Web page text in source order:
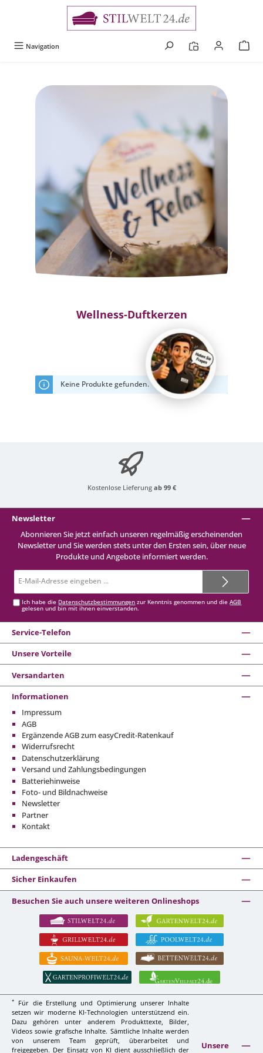
Navigation
Wellness-Duftkerzen
Keine Produkte gefunden.
Kostenlose Lieferung ab 99 €
Newsletter
Abonnieren Sie jetzt einfach unseren regelmäßig erscheinenden
Newsletter und Sie werden stets unter den Ersten sein, über neue
Produkte und Angebote informiert werden.
Mail-
Ich habe die Datenschutzbestimmungen zur Kenntnis genommen und dieAGB
gelesen und bin mit ihnen einverstanden.
Service-Telefon
Unsere Vorteile
Versandarten
Informationen
Impressum
AGB
Ergänzende AGB zum easyCredit-Ratenkauf
Widerrufsrecht
Datenschutzerklärung
Versand und Zahlungsbedingungen
Batteriehinweise
Foto- und Bildnachweise
Newsletter
Partner
Kontakt
Ladengeschäft
Sicher Einkaufen
Besuchen Sie auch unsere weiteren Onlineshops
*
Für die Erstellung und Optimierung unserer Inhalte
setzen wir moderne KI-Technologien unterstützend ein.
Dazu gehören unter anderem Produkttexte, Bilder,
Videos sowie grafische Inhalte. Sämtliche Inhalte werden
von unserem Team geprüft, überarbeitet und
freigegeben. Der Einsatz von KI dient ausschließlich der
Unsere